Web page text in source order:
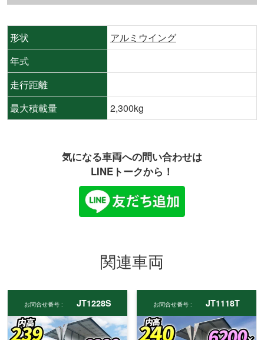
形状
アルミウイング
年式
走行距離
最大積載量
2,300kg
気になる車両への問い合わせは
LINEトークから！
関連車両
お問合せ番号 : JT1228S お問合せ番号 : JT1118T